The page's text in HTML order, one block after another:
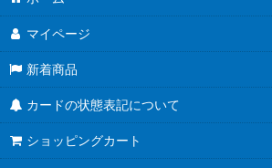
マイページ
新着商品
カードの状態表記について
ショッピングカート